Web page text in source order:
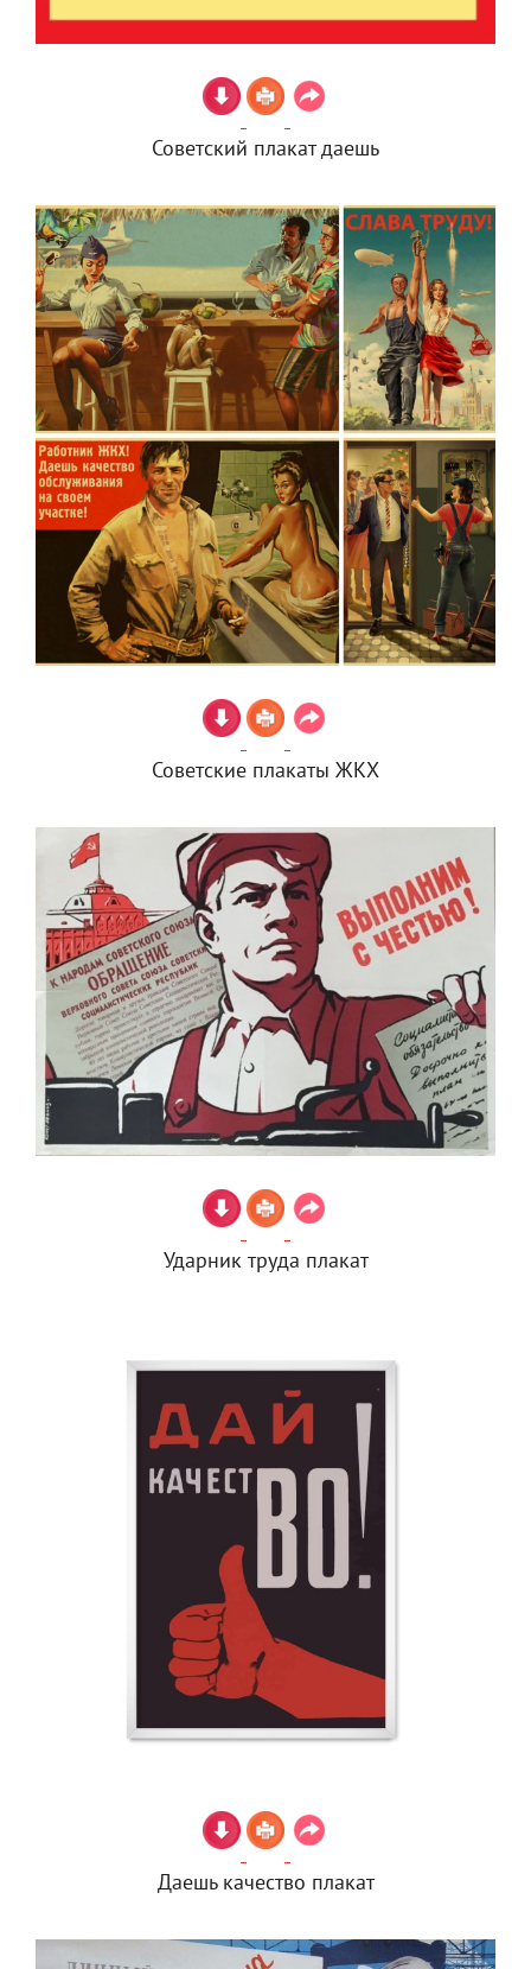
Советский плакат даешь
Советские плакаты ЖКХ
Ударник труда плакат
Даешь качество плакат